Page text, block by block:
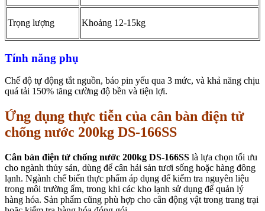
Trọng lượng Khoảng 12-15kg
Tính năng phụ
Chế độ tự động tắt nguồn, báo pin yếu qua 3 mức, và khả năng chịu
quá tải 150% tăng cường độ bền và tiện lợi.
Ứng dụng thực tiễn của cân bàn điện tử
chống nước 200kg DS-166SS
Cân bàn điện tử chống nước 200kg DS-166SS là lựa chọn tối ưu
cho ngành thủy sản, dùng để cân hải sản tươi sống hoặc hàng đông
lạnh. Ngành chế biến thực phẩm áp dụng để kiểm tra nguyên liệu
trong môi trường ẩm, trong khi các kho lạnh sử dụng để quản lý
hàng hóa. Sản phẩm cũng phù hợp cho cân động vật trong trang trại